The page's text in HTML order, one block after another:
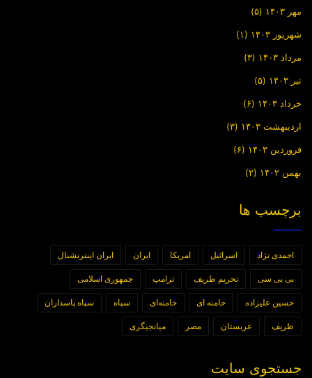
مهر ۱۴۰۳ (۵)
شهریور ۱۴۰۳ (۱)
مرداد ۱۴۰۳ (۳)
تیر ۱۴۰۳ (۵)
خرداد ۱۴۰۳ (۶)
اردیبهشت ۱۴۰۳ (۳)
فروردین ۱۴۰۳ (۶)
بهمن ۱۴۰۲ (۲)
برچسب ها
احمدی نژاد اسرائیل امریکا ایران ایران اینترنشنال
بی بی سی تحریم ظریف ترامپ جمهوری اسلامی
حسین علیزاده خامنه ای خامنه‌ای سپاه سپاه پاسداران
ظریف عربستان مصر میانجیگری
جستجوی سایت